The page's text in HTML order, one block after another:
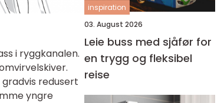
i ryggkanalen.
redusert
yngre
inspiration
03. August 2026
Leie buss med sjåfør for
en trygg og fleksibel
reise